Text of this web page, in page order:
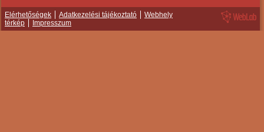
Elérhetőségek Adatkezelési tájékoztató
Webhely
térkép
Impresszum